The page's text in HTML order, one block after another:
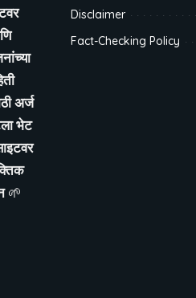
अर्ज
भेट
🌱
Disclaimer
Fact-Checking Policy